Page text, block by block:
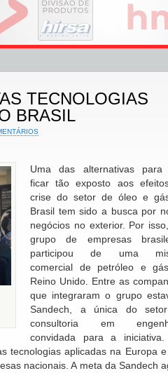
TECNOLOGIAS
BRASIL
Uma das alternativas para
ficar tão exposto aos
crise do setor de óleo e
Brasil tem sido a busca por
negócios no exterior. Por
grupo de empresas
participou de uma
comercial de petróleo e
Reino Unido. Entre as
que integraram o grupo
Sandech, a única do
consultoria em
convidada para a iniciativa.
tecnologias aplicadas na Europa
nacionais. A meta da Sandech